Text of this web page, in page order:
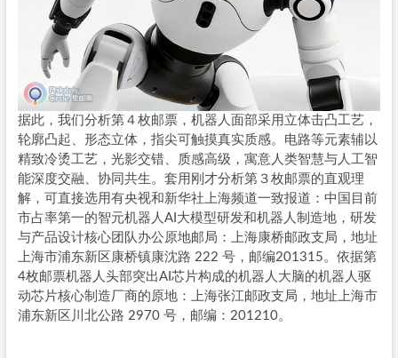
据此，我们分析第４枚邮票，机器人面部采用立体击凸工艺，
轮廓凸起、形态立体，指尖可触摸真实质感。电路等元素辅以
精致冷烫工艺，光影交错、质感高级，寓意人类智慧与人工智
能深度交融、协同共生。套用刚才分析第３枚邮票的直观理
解，可直接选用有央视和新华社上海频道一致报道：中国目前
市占率第一的智元机器人AI大模型研发和机器人制造地，研发
与产品设计核心团队办公原地邮局：上海康桥邮政支局，地址
上海市浦东新区康桥镇康沈路 222 号，邮编201315。依据第
4枚邮票机器人头部突出AI芯片构成的机器人大脑的机器人驱
动芯片核心制造厂商的原地：上海张江邮政支局，地址上海市
浦东新区川北公路 2970 号，邮编：201210。